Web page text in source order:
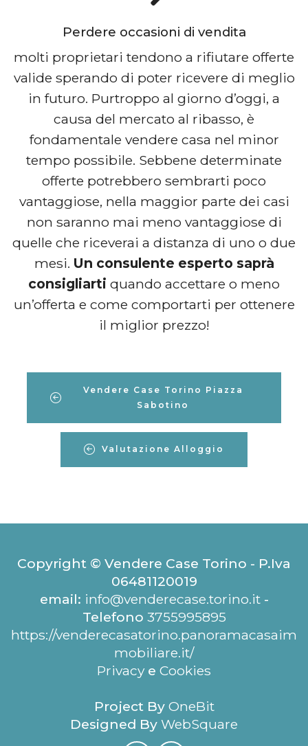
Perdere occasioni di vendita
molti proprietari tendono a rifiutare offerte
valide sperando di poter ricevere di meglio
in futuro. Purtroppo al giorno d’oggi, a
causa del mercato al ribasso, è
fondamentale vendere casa nel minor
tempo possibile. Sebbene determinate
offerte potrebbero sembrarti poco
vantaggiose, nella maggior parte dei casi
non saranno mai meno vantaggiose di
quelle che riceverai a distanza di uno o due
mesi. Un consulente esperto saprà
consigliarti quando accettare o meno
un’offerta e come comportarti per ottenere
il miglior prezzo!
Vendere Case Torino Piazza
Sabotino
Valutazione Alloggio
Copyright © Vendere Case Torino - P.Iva
06481120019
email: info@venderecase.torino.it-
Telefono 3755995895
https://venderecasatorino.panoramacasaim
mobiliare.it/
Privacy e Cookies
Project By OneBit
Designed By WebSquare